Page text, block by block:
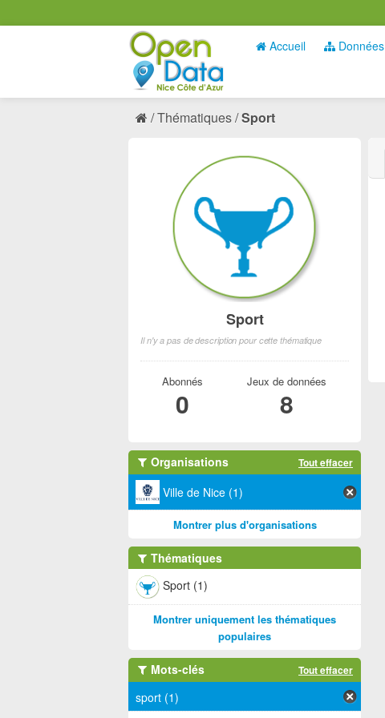
Accueil Données
Thématiques Sport
Sport
Il n'y a pas de description pour cette thématique
Abonnés
0
Jeux de données
8
Organisations Tout effacer
Ville de Nice (1)
Montrer plus d'organisations
Thématiques
Sport (1)
Montrer uniquement les thématiques
populaires
Mots-clés Tout effacer
sport (1)